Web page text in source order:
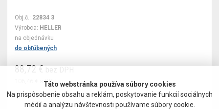
Obj.č.: 22834 3
Výrobca: HELLER
na objednávku
do obľúbených
88,72 €
s DPH
Táto webstránka používa súbory cookies
Na prispôsobenie obsahu a reklám, poskytovanie funkcií sociálnych
médií a analýzu návštevnosti používame súbory cookie.